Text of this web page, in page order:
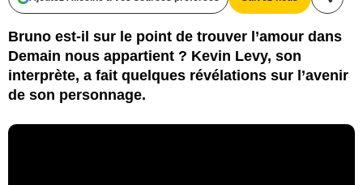
Bruno est-il sur le point de trouver l’amour dans
Demain nous appartient ? Kevin Levy, son
interprète, a fait quelques révélations sur l’avenir
de son personnage.